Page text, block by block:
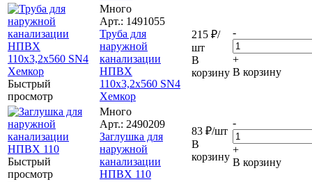
Быстрый
просмотр
Много
Арт.: 1491055
Труба для
наружной
канализации
НПВХ
110x3,2x560 SN4
Хемкор
215 ₽/
шт
В
корзину
-
+
В корзину
Быстрый
просмотр
Много
Арт.: 2490209
Заглушка для
наружной
канализации
НПВХ 110
83 ₽/шт
В
корзину
-
+
В корзину